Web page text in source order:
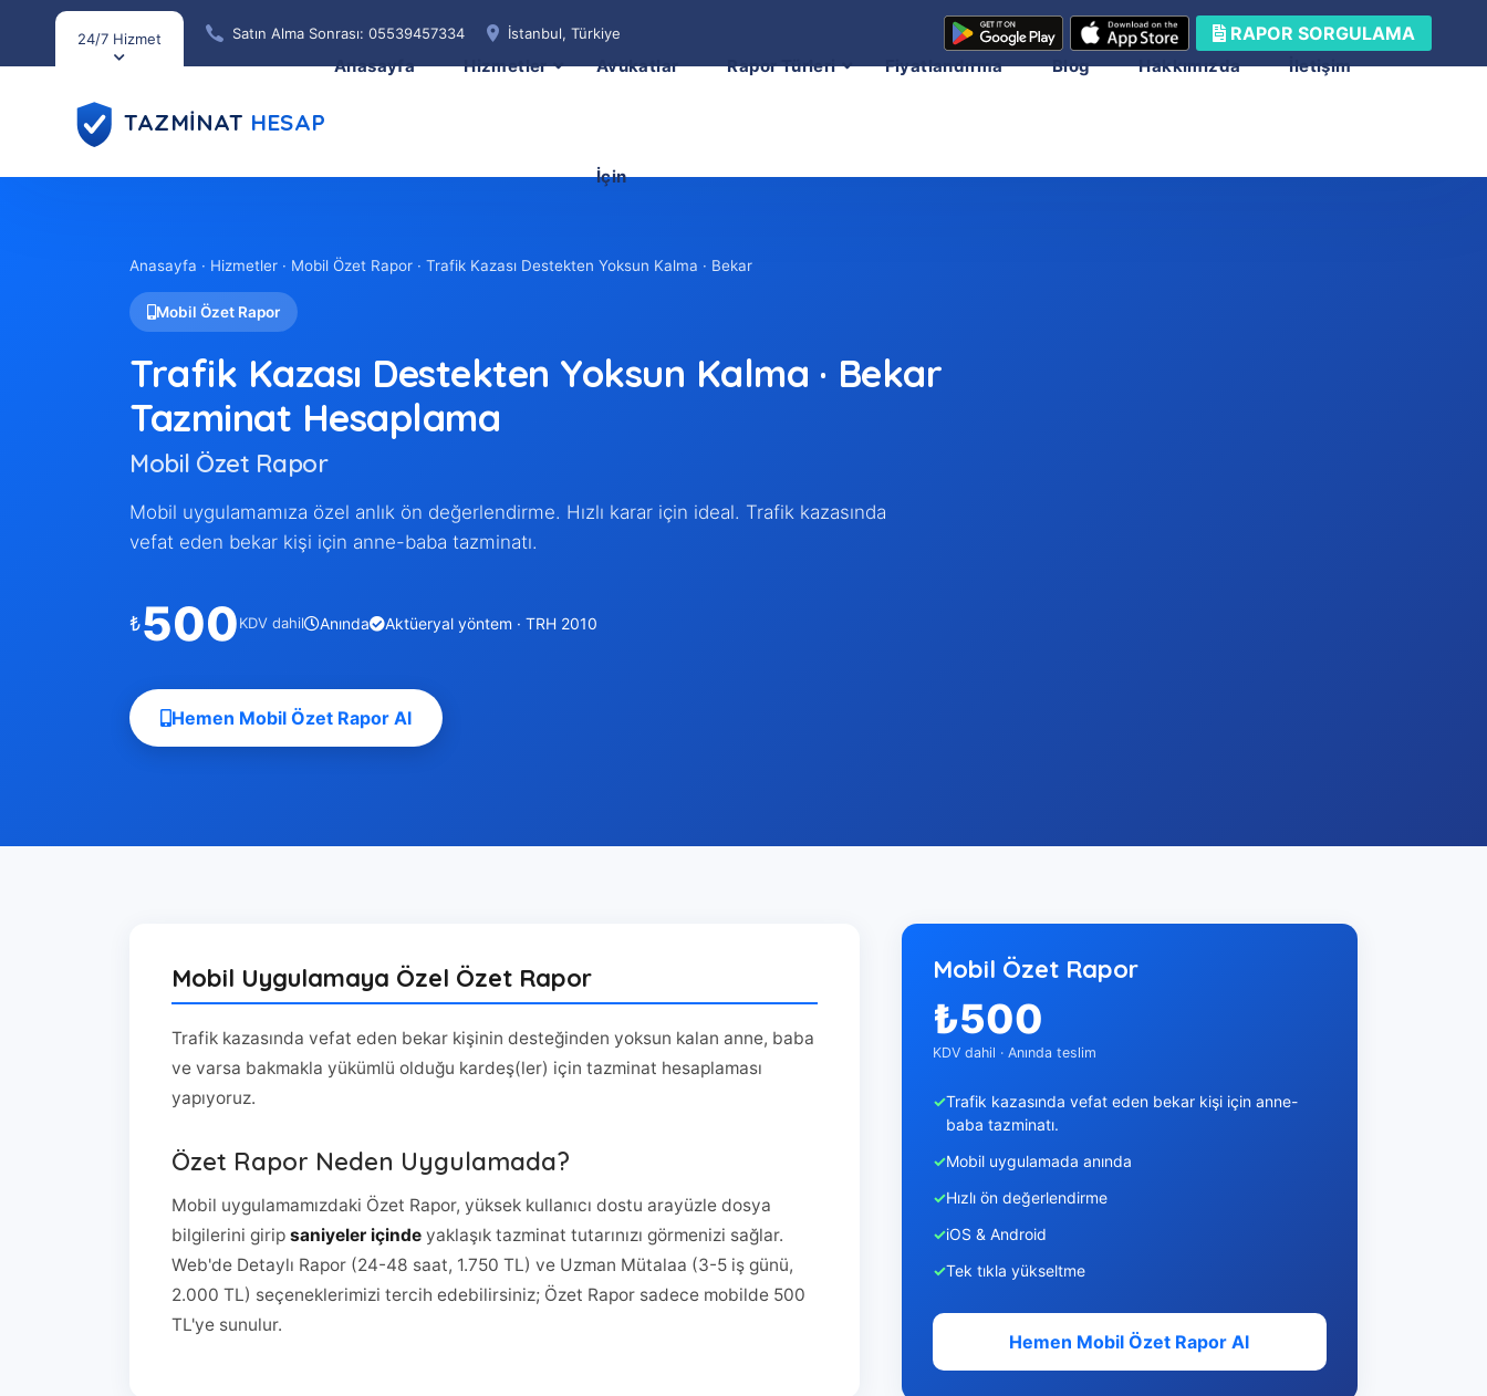
24/7 Hizmet Satın Alma Sonrası: 05539457334 İstanbul, Türkiye RAPOR SORGULAMA
TAZMİNAT HESAP
Anasayfa Hizmetler Avukatlar
İçin
Rapor Türleri Fiyatlandırma Blog Hakkımızda İletişim
Anasayfa · Hizmetler · Mobil Özet Rapor · Trafik Kazası Destekten Yoksun Kalma · Bekar
Mobil Özet Rapor
Trafik Kazası Destekten Yoksun Kalma · Bekar
Tazminat Hesaplama
Mobil Özet Rapor
Mobil uygulamamıza özel anlık ön değerlendirme. Hızlı karar için ideal. Trafik kazasında
vefat eden bekar kişi için anne-baba tazminatı.
₺500KDV dahil Anında Aktüeryal yöntem · TRH 2010
Hemen Mobil Özet Rapor Al
Mobil Uygulamaya Özel Özet Rapor
Trafik kazasında vefat eden bekar kişinin desteğinden yoksun kalan anne, baba
ve varsa bakmakla yükümlü olduğu kardeş(ler) için tazminat hesaplaması
yapıyoruz.
Özet Rapor Neden Uygulamada?
Mobil uygulamamızdaki Özet Rapor, yüksek kullanıcı dostu arayüzle dosya
bilgilerini girip saniyeler içinde yaklaşık tazminat tutarınızı görmenizi sağlar.
Web'de Detaylı Rapor (24-48 saat, 1.750 TL) ve Uzman Mütalaa (3-5 iş günü,
2.000 TL) seçeneklerimizi tercih edebilirsiniz; Özet Rapor sadece mobilde 500
TL'ye sunulur.
Mobil Özet Rapor
₺500
KDV dahil · Anında teslim
Trafik kazasında vefat eden bekar kişi için anne-
baba tazminatı.
Mobil uygulamada anında
Hızlı ön değerlendirme
iOS & Android
Tek tıkla yükseltme
Hemen Mobil Özet Rapor Al